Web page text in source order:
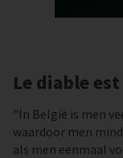
Le diable
"In België is men
waardoor men
als men eenmaal